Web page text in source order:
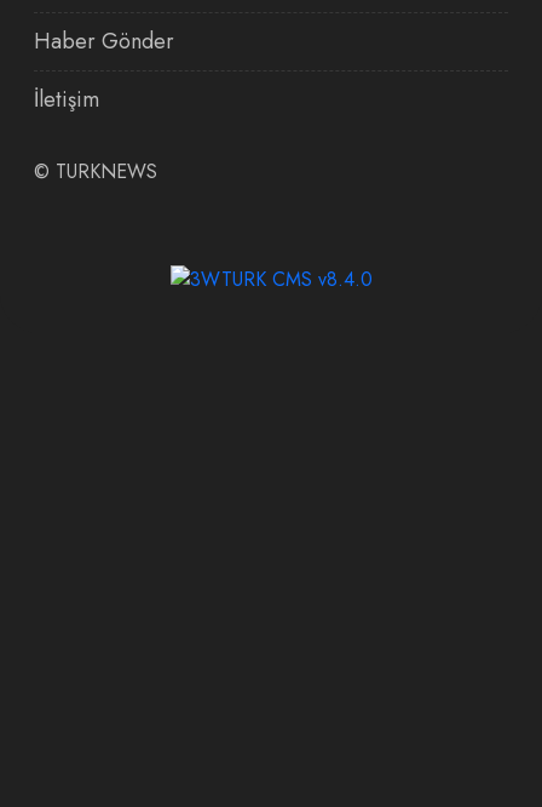
Haber Gönder
İletişim
© TURKNEWS